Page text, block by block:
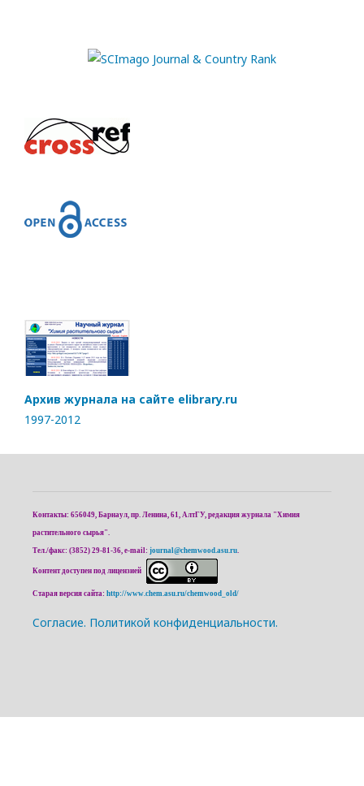
Архив журнала на сайте elibrary.ru
1997-2012
Контакты: 656049, Барнаул, пр. Ленина, 61, АлтГУ, редакция журнала "Химия
растительного сырья".
Тел./факс: (3852) 29-81-36, e-mail: journal@chemwood.asu.ru.
Контент доступен под лицензией
Старая версия сайта: http://www.chem.asu.ru/chemwood_old/
Cогласие. Политикой конфиденциальности.